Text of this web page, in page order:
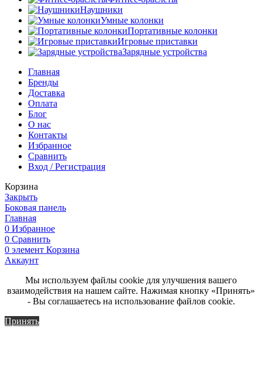
Наушники
Умные колонки
Портативные колонки
Игровые приставки
Зарядные устройства
Главная
Бренды
Доставка
Оплата
Блог
О нас
Контакты
Избранное
Сравнить
Вход / Регистрация
Корзина
Закрыть
Боковая панель
Главная
0 Избранное
0 Сравнить
0 элемент Корзина
Аккаунт
Мы используем файлы cookie для улучшения вашего
взаимодействия на нашем сайте. Нажимая кнопку «Принять»
- Вы соглашаетесь на использование файлов cookie.
Принять